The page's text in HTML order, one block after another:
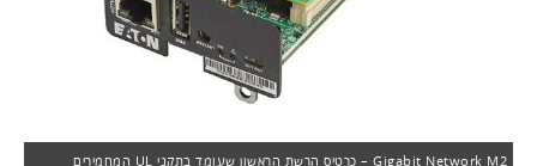
Gigabit Network M2 – כרטיס הרשת הראשון שעומד בתקני UL המחמירים